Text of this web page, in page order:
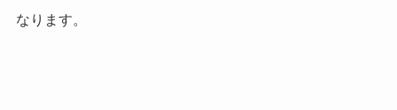
なります。